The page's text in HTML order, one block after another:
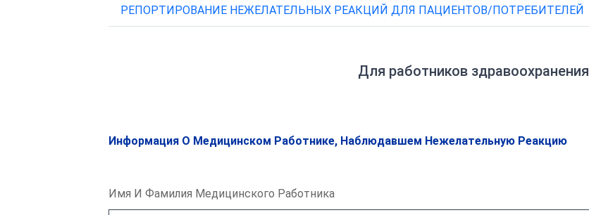
РЕПОРТИРОВАНИЕ НЕЖЕЛАТЕЛЬНЫХ РЕАКЦИЙ ДЛЯ ПАЦИЕНТОВ/ПОТРЕБИТЕЛЕЙ
Для работников здравоохранения
Информация О Медицинском Работнике, Наблюдавшем Нежелательную Реакцию
Имя И Фамилия Медицинского Работника